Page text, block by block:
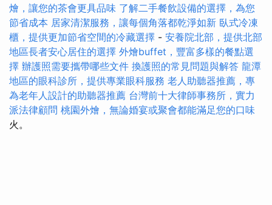
燴，讓您的茶會更具品味 了解二手餐飲設備的選擇，為您
節省成本 居家清潔服務，讓每個角落都乾淨如新 臥式冷凍
櫃，提供更加節省空間的冷藏選擇 - 安養院北部，提供北部
地區長者安心居住的選擇 外燴buffet，豐富多樣的餐點選
擇 辦護照需要攜帶哪些文件 換護照的常見問題與解答 龍潭
地區的眼科診所，提供專業眼科服務 老人助聽器推薦，專
為老年人設計的助聽器推薦 台灣前十大律師事務所，實力
派法律顧問 桃園外燴，無論婚宴或聚會都能滿足您的口味
火。